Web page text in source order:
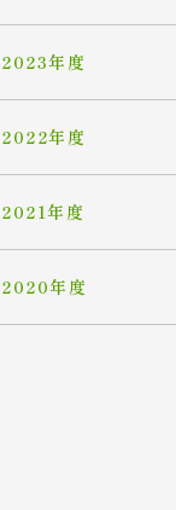
2023年度
2022年度
2021年度
2020年度